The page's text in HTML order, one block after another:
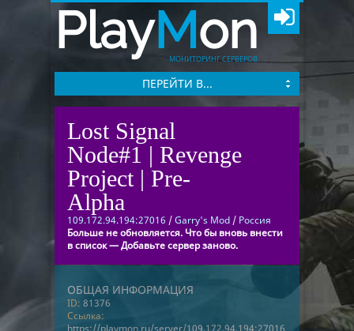
PlayMon
МОНИТОРИНГ СЕРВЕРОВ
ПЕРЕЙТИ В...
Lost Signal
Node#1 | Revenge
Project | Pre-
Alpha
109.172.94.194:27016 /Garry's Mod / Россия
Больше не обновляется. Что бы вновь внести
в список — Добавьте сервер заново.
ОБЩАЯ ИНФОРМАЦИЯ
ID: 81376
Ссылка:
https://playmon.ru/server/109.172.94.194:27016